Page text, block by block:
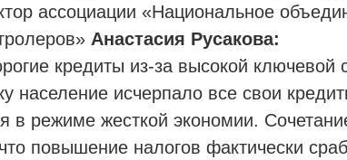
ассоциации «Национальное
Анастасия Русакова:
кредиты из-за высокой ключевой
население исчерпало все свои
в режиме жесткой экономии.
повышение налогов фактически